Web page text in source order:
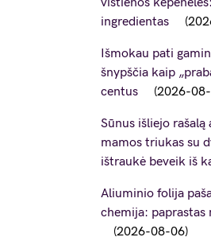
ingredientas
Išmokau pati
šnypščia kaip
centus
2026-
Sūnus išliejo
mamos triukas su
ištraukė beveik iš
Aliuminio folija
chemija:
2026-08-06